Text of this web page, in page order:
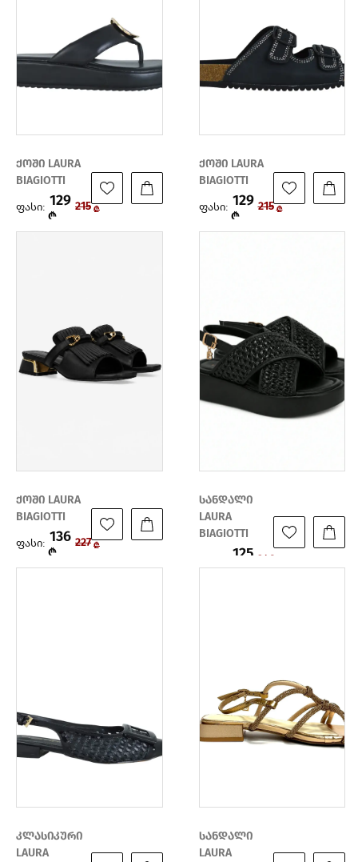
ქოში LAURA
BIAGIOTTI
ფასი: 129
₾
215 ₾
ქოში LAURA
BIAGIOTTI
ფასი: 129
₾
215 ₾
ქოში LAURA
BIAGIOTTI
ფასი: 136
₾
227 ₾
სანდალი
LAURA
BIAGIOTTI
125
₾
249
კლასიკური
LAURA
სანდალი
LAURA